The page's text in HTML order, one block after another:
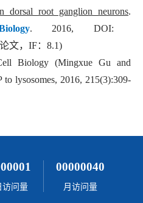
root ganglion neurons.
. 2016, DOI:
文， IF： 8.1)
Biology (Mingxue Gu and
lysosomes, 2016, 215(3):309-
访问量
00000040
月访问量